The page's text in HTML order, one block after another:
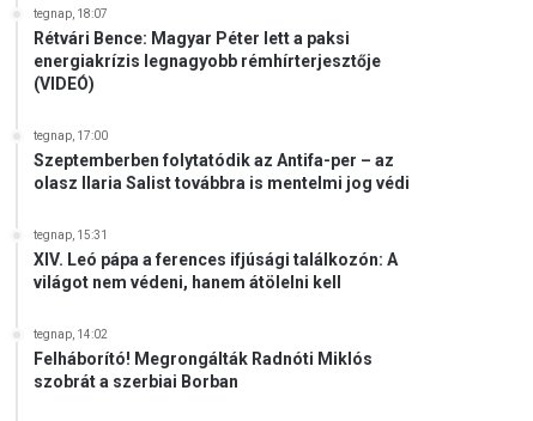
tegnap, 18:07
Rétvári Bence: Magyar Péter lett a paksi
energiakrízis legnagyobb rémhírterjesztője
(VIDEÓ)
tegnap, 17:00
Szeptemberben folytatódik az Antifa-per – az
olasz Ilaria Salist továbbra is mentelmi jog védi
tegnap, 15:31
XIV. Leó pápa a ferences ifjúsági találkozón: A
világot nem védeni, hanem átölelni kell
tegnap, 14:02
Felháborító! Megrongálták Radnóti Miklós
szobrát a szerbiai Borban